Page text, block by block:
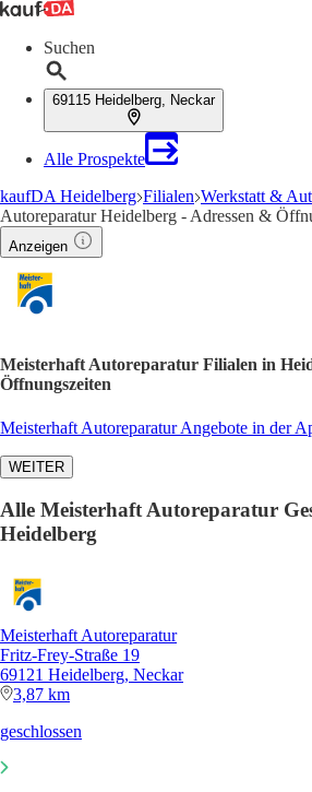
Suchen
69115 Heidelberg, Neckar
Alle Prospekte
kaufDA Heidelberg Filialen Werkstatt &
Autoreparatur Heidelberg - Adressen &
Anzeigen
Meisterhaft Autoreparatur Filialen in
Öffnungszeiten
Meisterhaft Autoreparatur Angebote in der
WEITER
Alle Meisterhaft Autoreparatur
Heidelberg
Meisterhaft Autoreparatur
Fritz-Frey-Straße 19
69121 Heidelberg, Neckar
3,87 km
geschlossen